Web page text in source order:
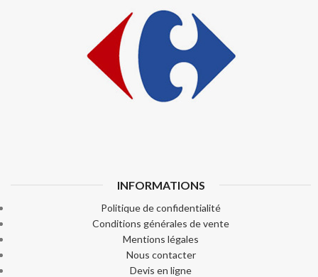
INFORMATIONS
Politique de confidentialité
Conditions générales de vente
Mentions légales
Nous contacter
Devis en ligne